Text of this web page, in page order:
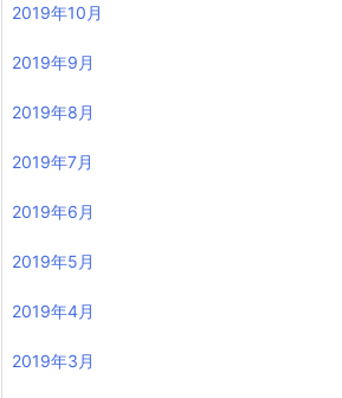
2019年10月
2019年9月
2019年8月
2019年7月
2019年6月
2019年5月
2019年4月
2019年3月